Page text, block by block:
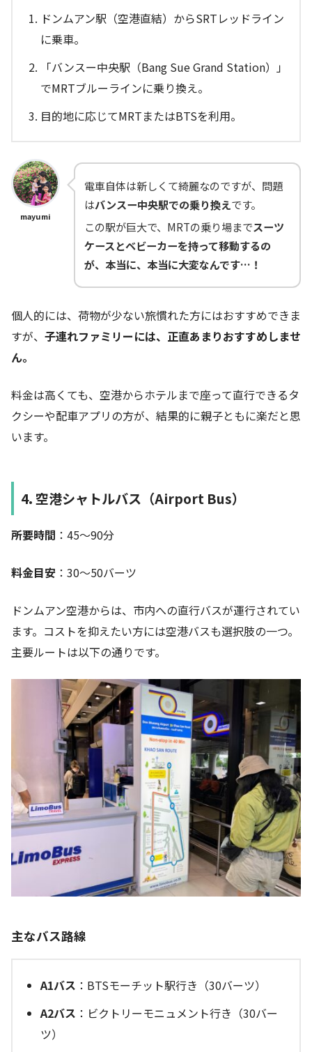
ドンムアン駅（空港直結）からSRTレッドライン
に乗車。
「バンスー中央駅（Bang Sue Grand Station）」
でMRTブルーラインに乗り換え。
目的地に応じてMRTまたはBTSを利用。
mayumi
電車自体は新しくて綺麗なのですが、問題
はバンスー中央駅での乗り換えです。
この駅が巨大で、MRTの乗り場までスーツ
ケースとベビーカーを持って移動するの
が、本当に、本当に大変なんです…！
個人的には、荷物が少ない旅慣れた方にはおすすめできま
すが、 子連れファミリーには、正直あまりおすすめしませ
ん。
料金は高くても、空港からホテルまで座って直行できるタ
クシーや配車アプリの方が、結果的に親子ともに楽だと思
います。
4. 空港シャトルバス（Airport Bus）
所要時間 ：45〜90分
料金目安 ：30〜50バーツ
ドンムアン空港からは、市内への直行バスが運行されてい
ます。コストを抑えたい方には空港バスも選択肢の一つ。
主要ルートは以下の通りです。
主なバス路線
A1バス ：BTSモーチット駅行き（30バーツ）
A2バス ：ビクトリーモニュメント行き（30バー
ツ）